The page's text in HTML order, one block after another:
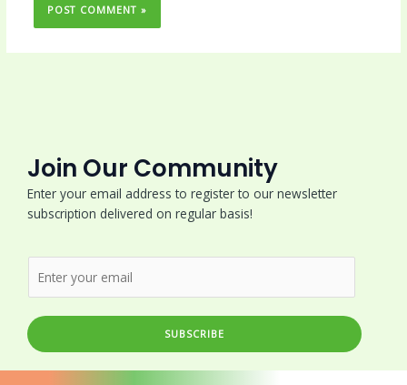
Join Our Community
Enter your email address to register to our newsletter
subscription delivered on regular basis!
SUBSCRIBE